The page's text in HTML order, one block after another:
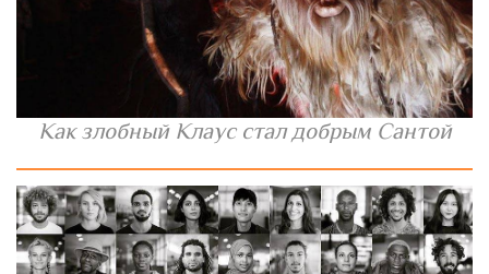
Как злобный Клаус стал добрым Сантой